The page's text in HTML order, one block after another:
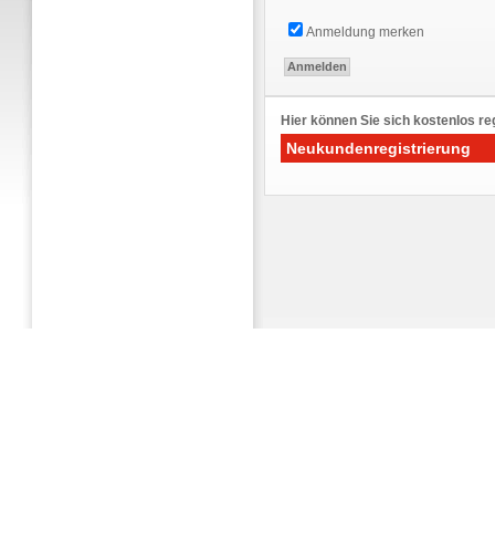
Anmeldung merken
Hier können Sie sich kostenlos
Neukundenregistrierung